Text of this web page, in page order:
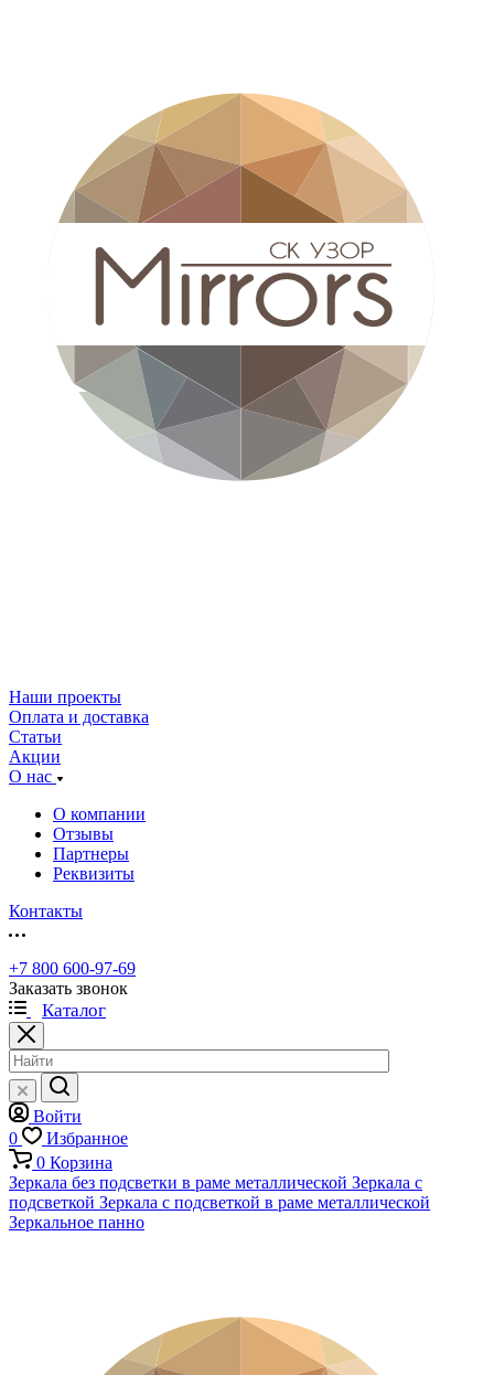
Наши проекты
Оплата и доставка
Статьи
Акции
О нас
О компании
Отзывы
Партнеры
Реквизиты
Контакты
+7 800 600-97-69
Заказать звонок
Каталог
Войти
0
Избранное
0 Корзина
Зеркала без подсветки в раме металлической Зеркала с
подсветкой Зеркала с подсветкой в раме металлической
Зеркальное панно